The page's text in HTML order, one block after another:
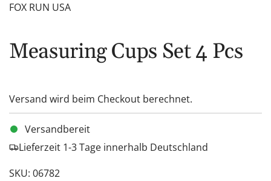
FOX RUN USA
Measuring Cups Set 4 Pcs
Versand wird beim Checkout berechnet.
Versandbereit
Lieferzeit 1-3 Tage innerhalb Deutschland
SKU: 06782